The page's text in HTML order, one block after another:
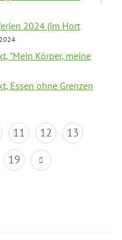
2024 (im Hort
"Mein Körper, meine
Essen ohne Grenzen
11 12
13
19